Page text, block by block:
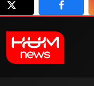
Twitter Facebook